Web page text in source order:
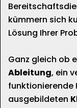
kümmern sich
Lösung Ihrer
Ganz gleich ob
Ableitung, ein
funktionierende
ausgebildeten